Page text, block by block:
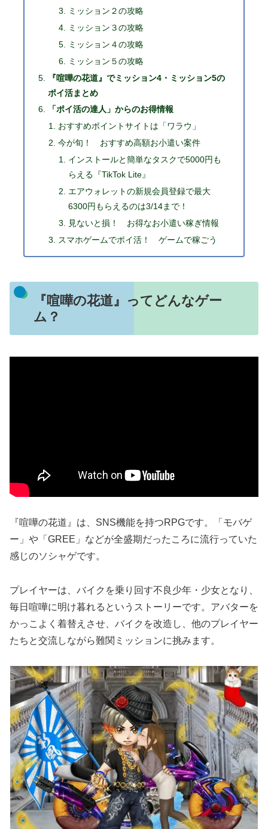
ミッション２の攻略
ミッション３の攻略
ミッション４の攻略
ミッション５の攻略
『喧嘩の花道』でミッション4・ミッション5の
ポイ活まとめ
「ポイ活の達人」からのお得情報
おすすめポイントサイトは「ワラウ」
今が旬！ おすすめ高額お小遣い案件
インストールと簡単なタスクで5000円も
らえる『TikTok Lite』
エアウォレットの新規会員登録で最大
6300円もらえるのは3/14まで！
見ないと損！ お得なお小遣い稼ぎ情報
スマホゲームでポイ活！ ゲームで稼ごう
『喧嘩の花道』ってどんなゲー
ム？
『喧嘩の花道』は、SNS機能を持つRPGです。「モバゲ
ー」や「GREE」などが全盛期だったころに流行っていた
感じのソシャゲです。
プレイヤーは、バイクを乗り回す不良少年・少女となり、
毎日喧嘩に明け暮れるというストーリーです。アバターを
かっこよく着替えさせ、バイクを改造し、他のプレイヤー
たちと交流しながら難関ミッションに挑みます。